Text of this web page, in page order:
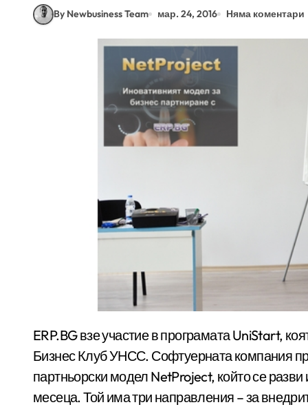
By Newbusiness Team мар. 24, 2016 Няма коментари
ERP.BG взе участие в програмата UniStart, която се организира за втора поредна година от
Бизнес Клуб УНСС. Софтуерната компания
партньорски модел NetProject, който се
месеца. Той има три направления – за